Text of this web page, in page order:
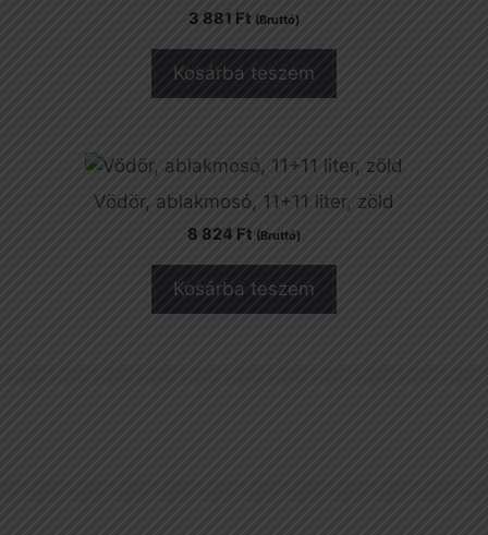
3 881 Ft (Bruttó)
Kosárba teszem
Vödör, ablakmosó, 11+11 liter, zöld
8 824 Ft (Bruttó)
Kosárba teszem